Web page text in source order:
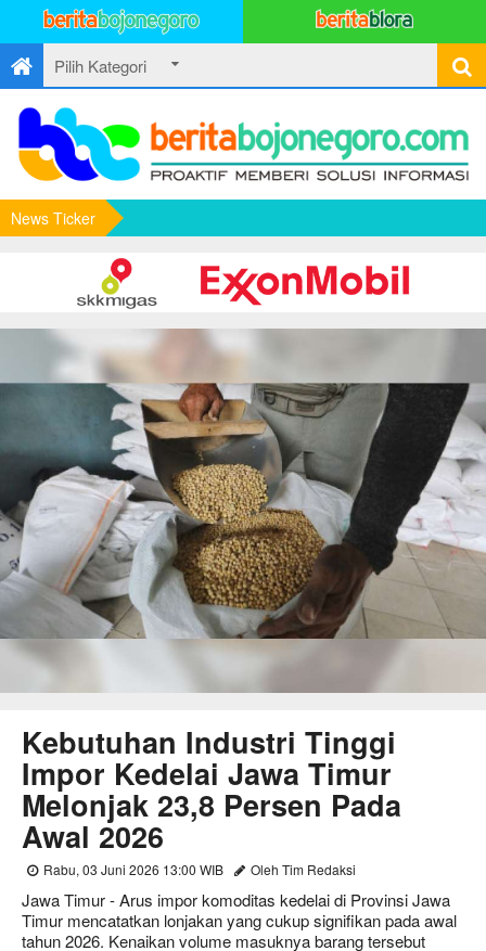
News Ticker
Kebutuhan Industri Tinggi
Impor Kedelai Jawa Timur
Melonjak 23,8 Persen Pada
Awal 2026
Rabu, 03 Juni 2026 13:00 WIB Oleh Tim Redaksi
Jawa Timur - Arus impor komoditas kedelai di Provinsi Jawa
Timur mencatatkan lonjakan yang cukup signifikan pada awal
tahun 2026. Kenaikan volume masuknya barang tersebut